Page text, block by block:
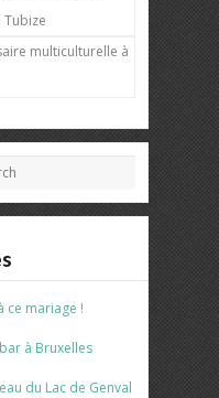
Tubize
multiculturelle à
ce mariage !
à Bruxelles
du Lac de Genval